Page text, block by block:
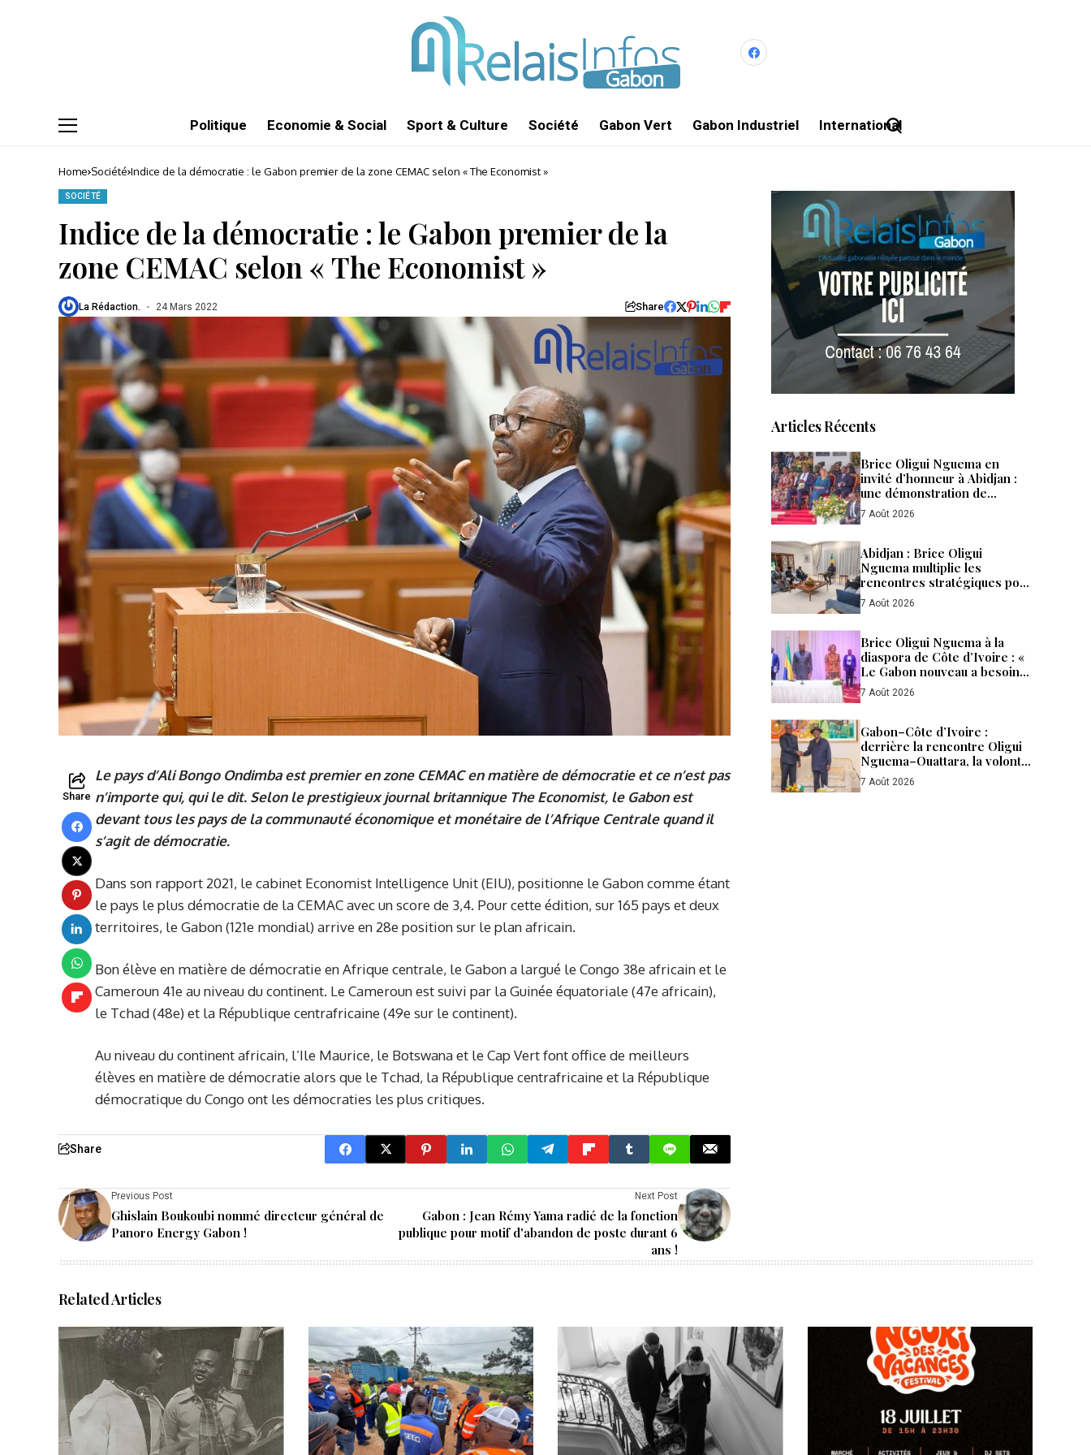
Politique Economie & Social Sport & Culture Société Gabon Vert Gabon Industriel International
Home Société Indice de la démocratie : le Gabon premier de la zone CEMAC selon « The Economist »
SOCIÉTÉ
Indice de la démocratie : le Gabon premier de la
zone CEMAC selon « The Economist »
La Rédaction. 24 Mars 2022 Share
Share
Le pays d’Ali Bongo Ondimba est premier en zone CEMAC en matière de démocratie et ce n’est pas
n’importe qui, qui le dit. Selon le prestigieux journal britannique The Economist, le Gabon est
devant tous les pays de la communauté économique et monétaire de l’Afrique Centrale quand il
s’agit de démocratie.
Dans son rapport 2021, le cabinet Economist Intelligence Unit (EIU), positionne le Gabon comme étant
le pays le plus démocratie de la CEMAC avec un score de 3,4. Pour cette édition, sur 165 pays et deux
territoires, le Gabon (121e mondial) arrive en 28e position sur le plan africain.
Bon élève en matière de démocratie en Afrique centrale, le Gabon a largué le Congo 38e africain et le
Cameroun 41e au niveau du continent. Le Cameroun est suivi par la Guinée équatoriale (47e africain),
le Tchad (48e) et la République centrafricaine (49e sur le continent).
Au niveau du continent africain, l’Ile Maurice, le Botswana et le Cap Vert font office de meilleurs
élèves en matière de démocratie alors que le Tchad, la République centrafricaine et la République
démocratique du Congo ont les démocraties les plus critiques.
Share
Previous Post
Ghislain Boukoubi nommé directeur général de
Panoro Energy Gabon !
Next Post
Gabon : Jean Rémy Yama radié de la fonction
publique pour motif d'abandon de poste durant 6
ans !
Articles Récents
Brice Oligui Nguema en
invité d’honneur à Abidjan :
une démonstration de
confiance, de puissance et de
fraternité entre le Gabon et la
7 Août 2026
Abidjan : Brice Oligui
Nguema multiplie les
rencontres stratégiques pour
accélérer les
investissements et renforcer
Gabon
7 Août 2026
Brice Oligui Nguema à la
diaspora de Côte d’Ivoire : «
Le Gabon nouveau a besoin
de tous ses enfants »
7 Août 2026
Gabon–Côte d’Ivoire :
derrière la rencontre Oligui
Nguema–Ouattara, la volonté
d’aller plus loin
7 Août 2026
Related Articles